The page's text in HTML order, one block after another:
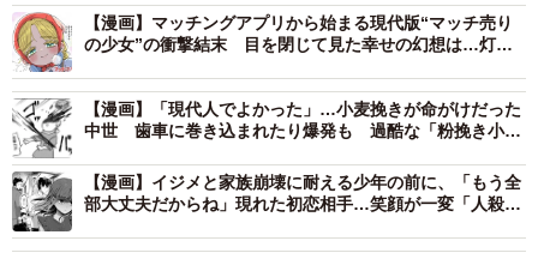
ドラマのあらすじを泣きながら報告する謎
Tさん（40代）は、女子会仲間と、今見ているお気に入りの
テレビドラマについて語るのが大好きです。
Tさんは、放送中に泣くだけでなく、そのあらすじを説明す
るときにも泣きます。「主人公の育った環境が……かわい
そうで……」と鼻声で語り始め、最終的には号泣。
【漫画】マッチングアプリから始まる現代版“マッチ売り
の少女”の衝撃結末 目を閉じて見た幸せの幻想は…灯火
【漫画】「現代人でよかった」…小麦挽きが命がけだった
中世 歯車に巻き込まれたり爆発も 過酷な「粉挽き小
【漫画】イジメと家族崩壊に耐える少年の前に、「もう全
部大丈夫だからね」現れた初恋相手…笑顔が一変「人殺し